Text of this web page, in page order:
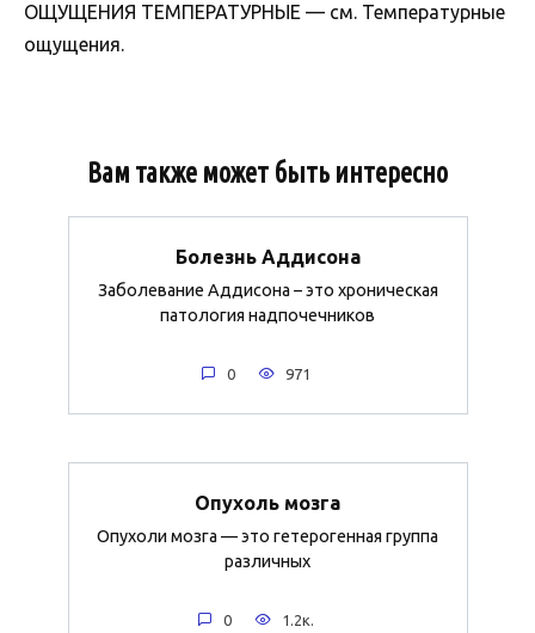
ОЩУЩЕНИЯ ТЕМПЕРАТУРНЫЕ — см. Температурные
ощущения.
Вам также может быть интересно
Болезнь Аддисона
Заболевание Аддисона – это хроническая
патология надпочечников
0 971
Опухоль мозга
Опухоли мозга — это гетерогенная группа
различных
0 1.2к.